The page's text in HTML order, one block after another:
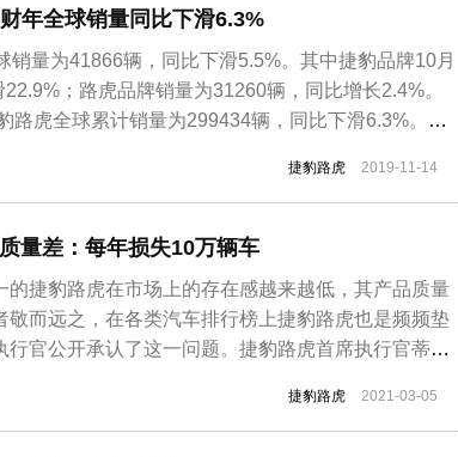
年全球销量同比下滑6.3%
销量为41866辆，同比下滑5.5%。其中捷豹品牌10月
；路虎品牌销量为31260辆，同比增长2.4%。
路虎全球累计销量为299434辆，同比下滑6.3%。其
受英国脱欧以及市场环境，自201...
捷豹路虎 2019-11-14
量差：每年损失10万辆车
的捷豹路虎在市场上的存在感越来越低，其产品质量
敬而远之，在各类汽车排行榜上捷豹路虎也是频频垫
行官公开承认了这一问题。捷豹路虎首席执行官蒂埃
。” 不久前，美国市场研究公司J.D.Power公布《2021
捷豹路虎 2021-03-05